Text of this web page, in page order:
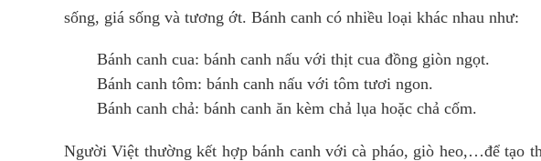
sống, giá sống và tương ớt. Bánh canh có nhiều loại khác nhau như:
Bánh canh cua: bánh canh nấu với thịt cua đồng giòn ngọt.
Bánh canh tôm: bánh canh nấu với tôm tươi ngon.
Bánh canh chả: bánh canh ăn kèm chả lụa hoặc chả cốm.
Người Việt thường kết hợp bánh canh với cà pháo, giò heo,…để tạo